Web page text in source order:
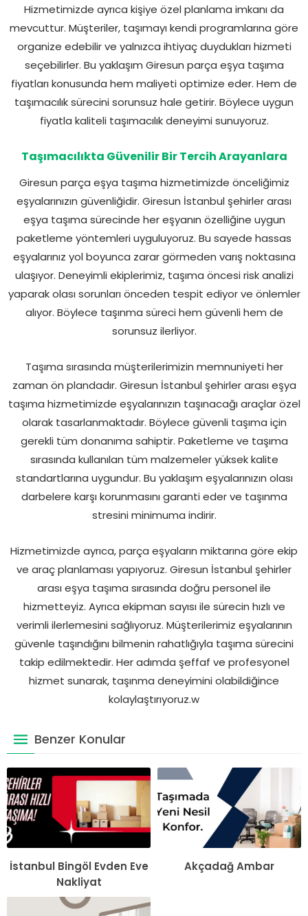
Hizmetimizde ayrıca kişiye özel planlama imkanı da
mevcuttur. Müşteriler, taşımayı kendi programlarına göre
organize edebilir ve yalnızca ihtiyaç duydukları hizmeti
seçebilirler. Bu yaklaşım Giresun parça eşya taşıma
fiyatları konusunda hem maliyeti optimize eder. Hem de
taşımacılık sürecini sorunsuz hale getirir. Böylece uygun
fiyatla kaliteli taşımacılık deneyimi sunuyoruz.
Taşımacılıkta Güvenilir Bir Tercih Arayanlara
Giresun parça eşya taşıma hizmetimizde önceliğimiz
eşyalarınızın güvenliğidir. Giresun İstanbul şehirler arası
eşya taşıma sürecinde her eşyanın özelliğine uygun
paketleme yöntemleri uyguluyoruz. Bu sayede hassas
eşyalarınız yol boyunca zarar görmeden varış noktasına
ulaşıyor. Deneyimli ekiplerimiz, taşıma öncesi risk analizi
yaparak olası sorunları önceden tespit ediyor ve önlemler
alıyor. Böylece taşınma süreci hem güvenli hem de
sorunsuz ilerliyor.
Taşıma sırasında müşterilerimizin memnuniyeti her
zaman ön plandadır. Giresun İstanbul şehirler arası eşya
taşıma hizmetimizde eşyalarınızın taşınacağı araçlar özel
olarak tasarlanmaktadır. Böylece güvenli taşıma için
gerekli tüm donanıma sahiptir. Paketleme ve taşıma
sırasında kullanılan tüm malzemeler yüksek kalite
standartlarına uygundur. Bu yaklaşım eşyalarınızın olası
darbelere karşı korunmasını garanti eder ve taşınma
stresini minimuma indirir.
Hizmetimizde ayrıca, parça eşyaların miktarına göre ekip
ve araç planlaması yapıyoruz. Giresun İstanbul şehirler
arası eşya taşıma sırasında doğru personel ile
hizmetteyiz. Ayrıca ekipman sayısı ile sürecin hızlı ve
verimli ilerlemesini sağlıyoruz. Müşterilerimiz eşyalarının
güvenle taşındığını bilmenin rahatlığıyla taşıma sürecini
takip edilmektedir. Her adımda şeffaf ve profesyonel
hizmet sunarak, taşınma deneyimini olabildiğince
kolaylaştırıyoruz.w
Benzer Konular
İstanbul Bingöl Evden Eve
Nakliyat
Akçadağ Ambar